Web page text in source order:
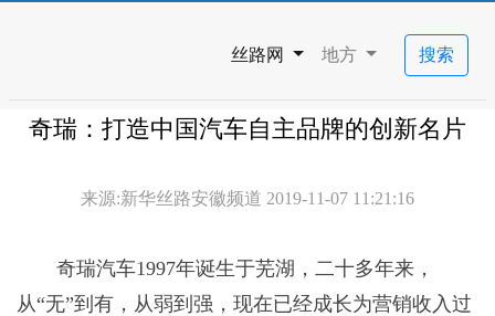
丝路网 地方 搜索
奇瑞：打造中国汽车自主品牌的创新名片
来源:新华丝路安徽频道 2019-11-07 11:21:16
奇瑞汽车1997年诞生于芜湖，二十多年来，
从“无”到有，从弱到强，现在已经成长为营销收入过